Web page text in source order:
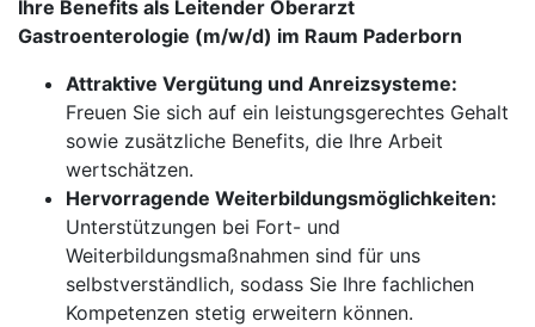
Ihre Benefits als Leitender Oberarzt
Gastroenterologie (m/w/d) im Raum Paderborn
Attraktive Vergütung und Anreizsysteme:
Freuen Sie sich auf ein leistungsgerechtes Gehalt
sowie zusätzliche Benefits, die Ihre Arbeit
wertschätzen.
Hervorragende Weiterbildungsmöglichkeiten:
Unterstützungen bei Fort- und
Weiterbildungsmaßnahmen sind für uns
selbstverständlich, sodass Sie Ihre fachlichen
Kompetenzen stetig erweitern können.